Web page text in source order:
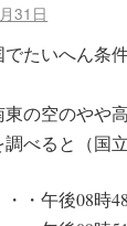
31日
たいへん条
の空のやや
べると（国
・午後08時